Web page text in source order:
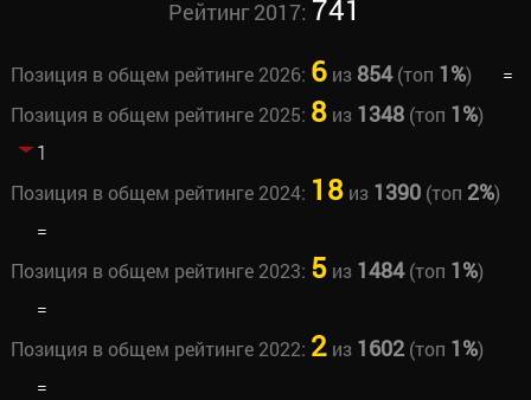
Рейтинг 2017: 741
Позиция в общем рейтинге 2026: 6из 854(топ 1%)
=
Позиция в общем рейтинге 2025: 8из 1348(топ 1%)
1
Позиция в общем рейтинге 2024: 18из 1390(топ 2%)
=
Позиция в общем рейтинге 2023: 5из 1484(топ 1%)
=
Позиция в общем рейтинге 2022: 2из 1602(топ 1%)
=